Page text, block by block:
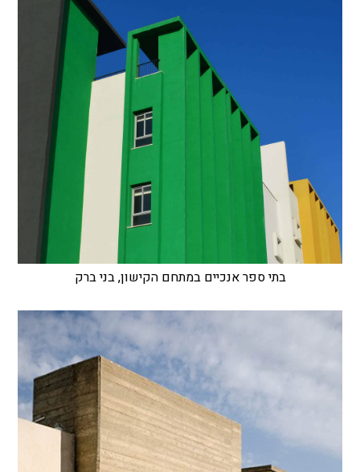
בתי ספר אנכיים במתחם הקישון, בני ברק